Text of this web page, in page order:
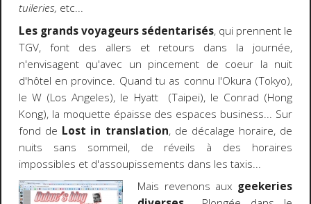
tuileries, etc...
Les grands voyageurs sédentarisés, qui prennent le
TGV, font des allers et retours dans la journée,
n'envisagent qu'avec un pincement de coeur la nuit
d'hôtel en province. Quand tu as connu l'Okura (Tokyo),
le W (Los Angeles), le Hyatt (Taipei), le Conrad (Hong
Kong), la moquette épaisse des espaces business... Sur
fond de Lost in translation, de décalage horaire, de
nuits sans sommeil, de réveils à des horaires
impossibles et d'assoupissements dans les taxis...
Mais revenons aux geekeries